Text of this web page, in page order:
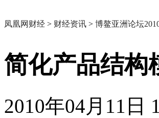
凤凰网财经 > 财经资讯 > 博鳌亚洲论坛
简化产品结构
2010年04月11日